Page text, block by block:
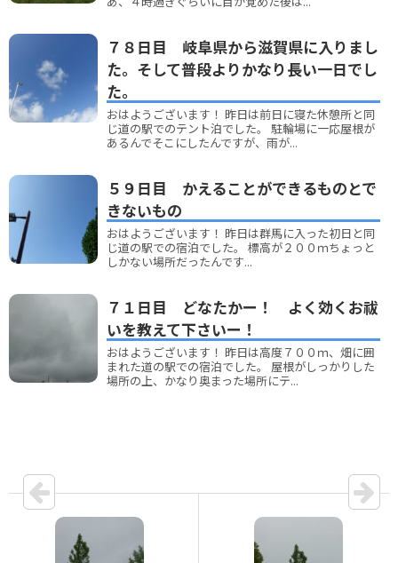
７８日目 岐阜県から滋賀県に入りまし
た。そして普段よりかなり長い一日でし
た。
おはようございます！ 昨日は前日に寝た休憩所と同
じ道の駅でのテント泊でした。 駐輪場に一応屋根が
あるんでそこにしたんですが、雨が...
５９日目 かえることができるものとで
きないもの
おはようございます！ 昨日は群馬に入った初日と同
じ道の駅での宿泊でした。 標高が２００ｍちょっと
しかない場所だったんです...
７１日目 どなたかー！ よく効くお祓
いを教えて下さいー！
おはようございます！ 昨日は高度７００ｍ、畑に囲
まれた道の駅での宿泊でした。 屋根がしっかりした
場所の上、かなり奥まった場所にテ...